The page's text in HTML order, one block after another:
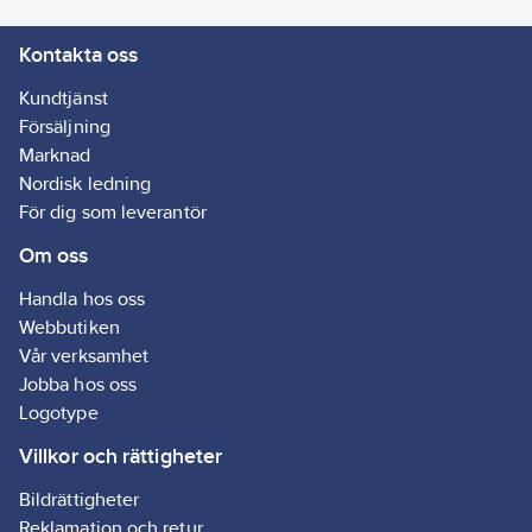
Kontakta oss
Kundtjänst
Försäljning
Marknad
Nordisk ledning
För dig som leverantör
Om oss
Handla hos oss
Webbutiken
Vår verksamhet
Jobba hos oss
Logotype
Villkor och rättigheter
Bildrättigheter